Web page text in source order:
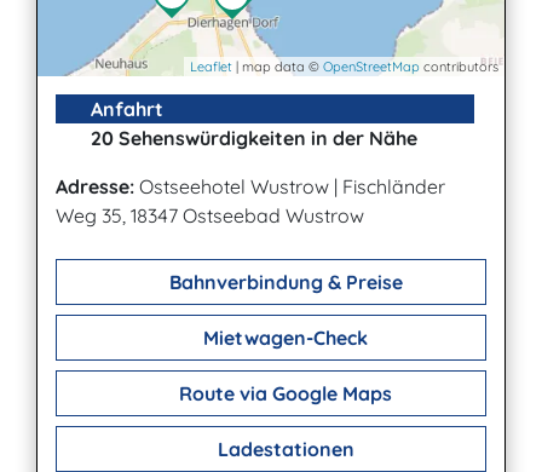
Leaflet | map data © OpenStreetMap contributors
Anfahrt
20 Sehenswürdigkeiten in der Nähe
Adresse: Ostseehotel Wustrow | Fischländer
Weg 35, 18347 Ostseebad Wustrow
Bahnverbindung & Preise
Mietwagen-Check
Route via Google Maps
Ladestationen